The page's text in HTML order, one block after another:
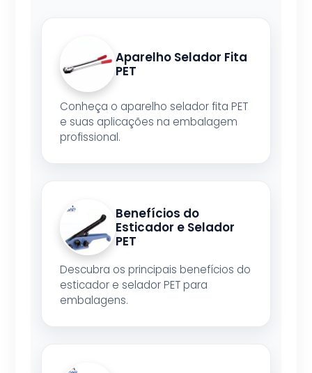
Aparelho Selador Fita
PET
Conheça o aparelho selador fita PET
e suas aplicações na embalagem
profissional.
Benefícios do
Esticador e Selador
PET
Descubra os principais benefícios do
esticador e selador PET para
embalagens.